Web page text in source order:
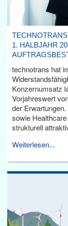
1. HALBJAHR
technotrans hat
Konzernumsatz
Vorjahreswert
der
sowie
strukturell
Weiterlesen...